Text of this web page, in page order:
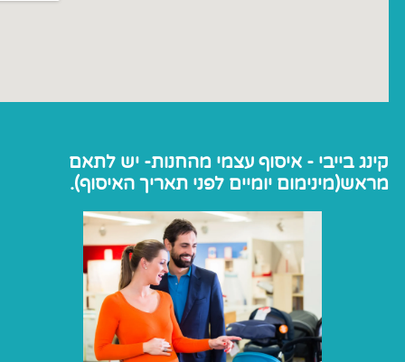
קינג בייבי - איסוף עצמי מהחנות- יש לתאם
מראש(מינימום יומיים לפני תאריך האיסוף).